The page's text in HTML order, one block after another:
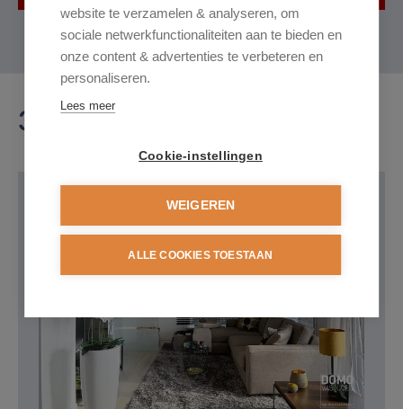
3510 Hasselt
website te verzamelen & analyseren, om
sociale netwerkfunctionaliteiten aan te bieden en
onze content & advertenties te verbeteren en
personaliseren.
Lees meer
Cookie-instellingen
WEIGEREN
ALLE COOKIES TOESTAAN